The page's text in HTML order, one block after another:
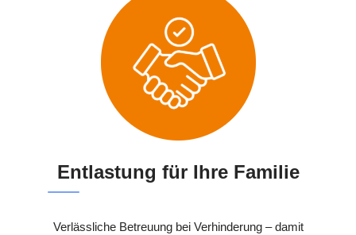
Entlastung für Ihre Familie
Verlässliche Betreuung bei Verhinderung – damit